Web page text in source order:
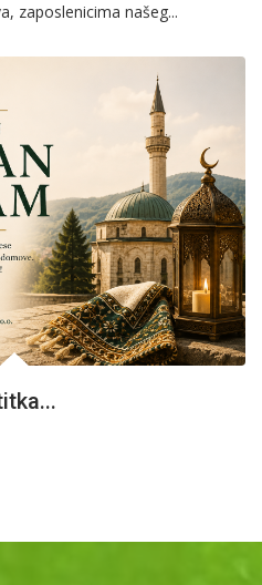
zaposlenicima našeg...